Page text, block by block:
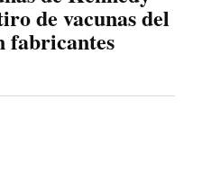
de vacunas del
fabricantes